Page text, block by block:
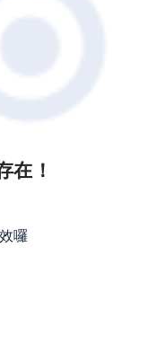
在！
囉